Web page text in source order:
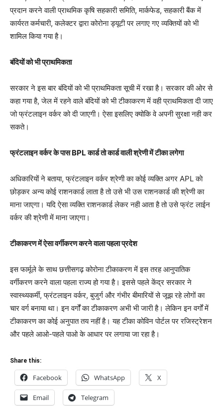
प्रदान करने वाली प्राथमिक कृषि सहकारी समिति, मार्कफेड, सहकारी बैंक में
कार्यरत कर्मचारी, कलेक्टर द्वारा कोरोना ड्यूटी पर लगाए गए व्यक्तियों को भी
शामिल किया गया है।
बंदियों को भी प्राथमिकता
सरकार ने इस बार बंदियों को भी प्राथमिकता सूची में रखा है। सरकार की ओर से
कहा गया है, जेल में रहने वाले बंदियों को भी टीकाकरण में वही प्राथमिकता दी जाए
जो फ्रंटलाइन वर्कर को दी जाएगी। ऐसा इसलिए क्योकि वे अपनी सुरक्षा नही कर
सकते।
फ्रंटलाइन वर्कर के पास BPL कार्ड तो कार्ड वाली श्रेणी में टीका लगेगा
अधिकारियों ने बताया, फ्रंटलाइन वर्कर श्रेणी का कोई व्यक्ति अगर APL काे
छोड़कर अन्य कोई राशनकार्ड लाता है तो उसे भी उस राशनकार्ड की श्रेणी का
माना जाएगा। यदि ऐसा व्यक्ति राशनकार्ड लेकर नही आता है तो उसे फ्रंट लाईन
वर्कर की श्रेणी में माना जाएगा।
टीकाकरण में ऐसा वर्गीकरण करने वाला पहला प्रदेश
इस फार्मूले के साथ छत्तीसगढ़ कोरोना टीकाकरण में इस तरह आनुपातिक
वर्गीकरण करने वाला पहला राज्य हो गया है। इससे पहले केंद्र सरकार ने
स्वास्थ्यकर्मी, फ्रंटलाइन वर्कर, बुजुर्ग और गंभीर बीमारियों से जूझ रहे लोगों का
चार वर्ग बनाया था। इन वर्गोंं का टीकाकरण अभी भी जारी है। लेकिन इन वर्गों में
टीकाकरण का कोई अनुपात तय नहीं है। यह टीका कोविन पोर्टल पर रजिस्ट्रेशन
और पहले आओ-पहले पाओ के आधार पर लगाया जा रहा है।
Share this:
Facebook WhatsApp X
Email Telegram